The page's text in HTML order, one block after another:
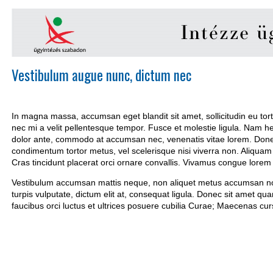
Vestibulum augue nunc, dictum nec
In magna massa, accumsan eget blandit sit amet, sollicitudin eu
nec mi a velit pellentesque tempor. Fusce et molestie ligula. Nam
dolor ante, commodo at accumsan nec, venenatis vitae lorem.
condimentum tortor metus, vel scelerisque nisi viverra non.
Cras tincidunt placerat orci ornare convallis. Vivamus congue
Vestibulum accumsan mattis neque, non aliquet metus accumsan
turpis vulputate, dictum elit at, consequat ligula. Donec sit amet
faucibus orci luctus et ultrices posuere cubilia Curae; Maecenas